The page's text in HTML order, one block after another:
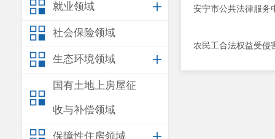
就业领域
社会保险领域
生态环境领域
国有土地上房屋征
收与补偿领域
保障性住房领域
安宁市公共法律服务
农民工合法权益受侵